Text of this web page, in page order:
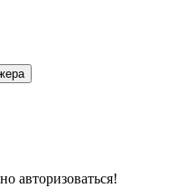
авторизоваться!